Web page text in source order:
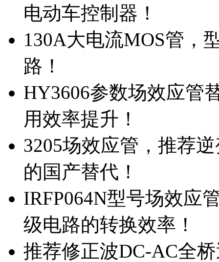
电动车控制器！
130A大电流MOS管，
路！
HY3606参数场效应管
用效率提升！
3205场效应管，推荐
的国产替代！
IRFP064N型号场效应
级电路的转换效率！
推荐修正波DC-AC全